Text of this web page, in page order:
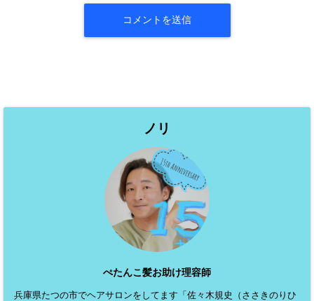
ノリ
ぺたんこ髪お助け理容師
兵庫県たつの市でヘアサロンをしてます「佐々木規史（ささきのりひ